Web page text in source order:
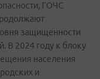
ГОЧС
защищенности
В 2024 году к блоку
населения
и